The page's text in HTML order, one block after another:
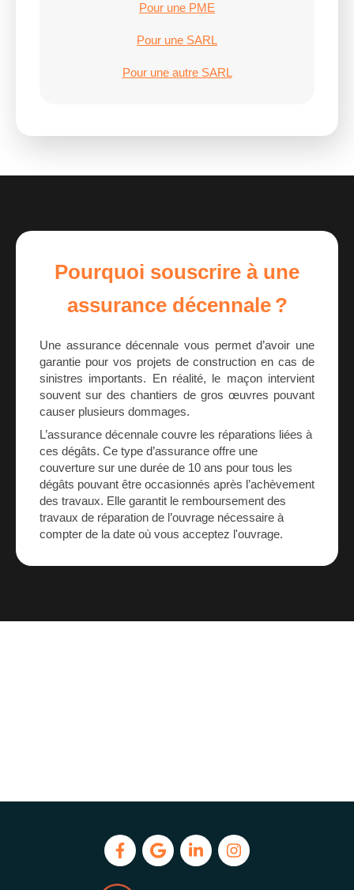
Pour une PME
Pour une SARL
Pour une autre SARL
Pourquoi souscrire à une
assurance décennale ?
Une assurance décennale vous permet d’avoir une
garantie pour vos projets de construction en cas de
sinistres importants. En réalité, le maçon intervient
souvent sur des chantiers de gros œuvres pouvant
causer plusieurs dommages.
L’assurance décennale couvre les réparations liées à
ces dégâts. Ce type d’assurance offre une
couverture sur une durée de 10 ans pour tous les
dégâts pouvant être occasionnés après l’achèvement
des travaux. Elle garantit le remboursement des
travaux de réparation de l’ouvrage nécessaire à
compter de la date où vous acceptez l'ouvrage.